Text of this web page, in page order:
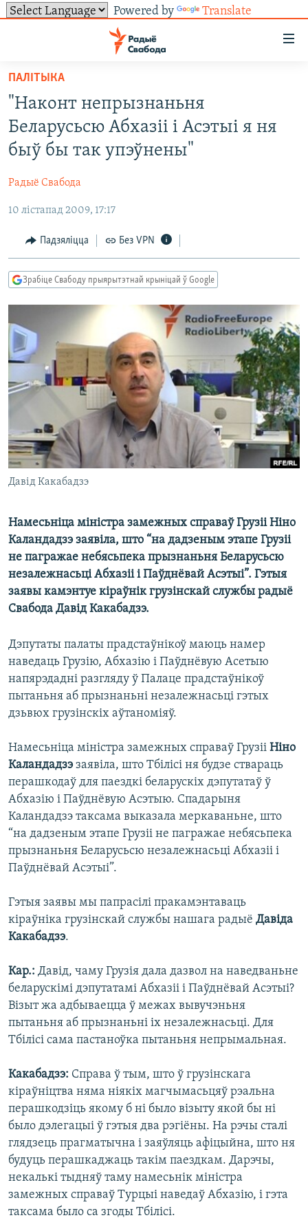
Powered by Translate
ўнівэрсальнага
доступу
Перайсьці
галоўнага
зьместу
Перайсьці
да
навігацыі
Перайсьці
пошуку
НАВІНЫ
ВІДЭА І ФОТА
ПАЛІТЫКА
ЭКАНОМІКА
ВАЙНА
ПАЛІТВЯЗЬНІ
КАЛЯНДАР
ТОЛЬКІ НА СВАБОДЗЕ
ТЭСТЫ
ГІСТОРЫЯ НА СВАБОДЗЕ
ПАДКАСТЫ
КНІГІ
PREMIUM
НА ХВАЛЯХ СВАБОДЫ
СУВЯЗЬ
ПАДЗЯЛІЦЦА ІНФАРМАЦЫЯЙ
RSS
ПАДКАСТЫ
FACEBOOK
ПАЛІТЫКА
"Наконт непрызнаньня
Беларусьсю Абхазіі і Асэтыі я ня
быў бы так упэўнены"
Радыё Свабода
10 лістапад 2009, 17:17
Падзяліцца Без VPN
Зрабіце Свабоду прыярытэтнай крыніцай ў Google
Давід Какабадзэ
Намесьніца міністра замежных справаў Грузіі Ніно
Каландадзэ заявіла, што “на дадзеным этапе Грузіі
не пагражае небясьпека прызнаньня Беларусьсю
незалежнасьці Абхазіі і Паўднёвай Асэтыі”. Гэтыя
заявы камэнтуе кіраўнік грузінскай службы радыё
Свабода Давід Какабадзэ.
Дэпутаты палаты прадстаўнікоў маюць намер
наведаць Грузію, Абхазію і Паўднёвую Асетыю
напярэдадні разгляду ў Палаце прадстаўнікоў
пытаньня аб прызнаньні незалежнасьці гэтых
дзьвюх грузінскіх аўтаноміяў.
Намесьніца міністра замежных справаў Грузіі Ніно
Каландадзэ заявіла, што Тбілісі ня будзе ствараць
перашкодаў для паездкі беларускіх дэпутатаў ў
Абхазію і Паўднёвую Асэтыю. Спадарыня
Каландадзэ таксама выказала меркаваньне, што
“на дадзеным этапе Грузіі не пагражае небясьпека
прызнаньня Беларусьсю незалежнасьці Абхазіі і
Паўднёвай Асэтыі”.
Гэтыя заявы мы папрасілі пракамэнтаваць
кіраўніка грузінскай службы нашага радыё Давіда
Какабадзэ.
Кар.: Давід, чаму Грузія дала дазвол на наведваньне
беларускімі дэпутатамі Абхазіі і Паўднёвай Асэтыі?
Візыт жа адбываецца ў межах вывучэньня
пытаньня аб прызнаньні іх незалежнасьці. Для
Тбілісі сама пастаноўка пытаньня непрымальная.
Какабадзэ: Справа ў тым, што ў грузінскага
кіраўніцтва няма ніякіх магчымасьцяў рэальна
перашкодзіць якому б ні было візыту якой бы ні
было дэлегацыі ў гэтыя два рэгіёны. На рэчы сталі
глядзець прагматычна і заяўляць афіцыйна, што ня
будуць перашкаджаць такім паездкам. Дарэчы,
некалькі тыдняў таму намесьнік міністра
замежных справаў Турцыі наведаў Абхазію, і гэта
таксама было са згоды Тбілісі.